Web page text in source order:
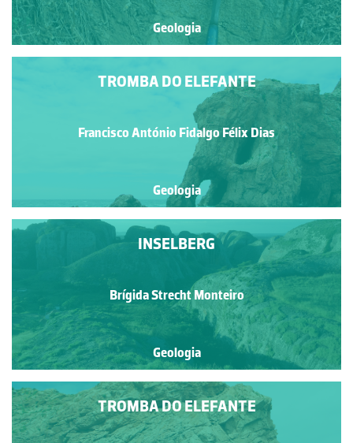
Geologia
TROMBA DO ELEFANTE
Francisco António Fidalgo Félix Dias
Geologia
INSELBERG
Brígida Strecht Monteiro
Geologia
TROMBA DO ELEFANTE